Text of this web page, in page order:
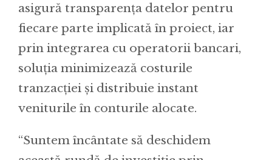
asigură transparența datelor pentru
fiecare parte implicată în proiect, iar
prin integrarea cu operatorii bancari,
soluția minimizează costurile
tranzacției și distribuie instant
veniturile în conturile alocate.
“Suntem încântate să deschidem